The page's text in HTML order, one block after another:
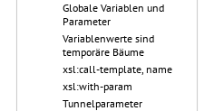
Globale Variablen und
Parameter
Variablenwerte sind
temporäre Bäume
xsl:call-template, name
xsl:with-param
Tunnelparameter